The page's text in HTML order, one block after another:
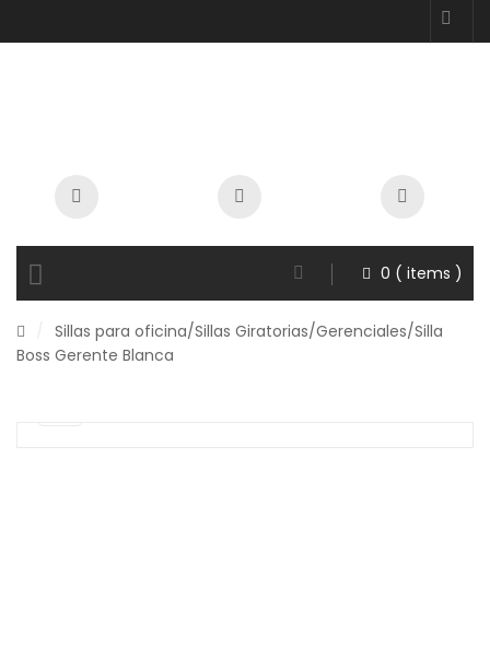
0 ( items )
Sillas para oficina/Sillas Giratorias/Gerenciales/Silla
Boss Gerente Blanca